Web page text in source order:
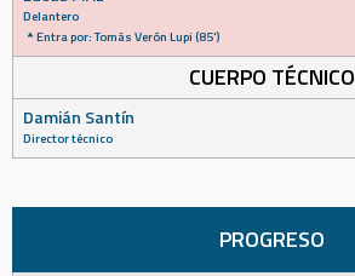
Delantero
Entra por: Tomás Verón Lupi (85')
CUERPO TÉCNICO
Damián Santín
Director técnico
PROGRESO